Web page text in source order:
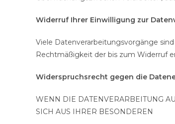
Widerruf Ihrer Einwilligung zur
Viele Datenverarbeitungsvorgänge
Rechtmäßigkeit der bis zum Widerruf
Widerspruchsrecht gegen die
WENN DIE DATENVERARBEITUNG
SICH AUS IHRER BESONDEREN